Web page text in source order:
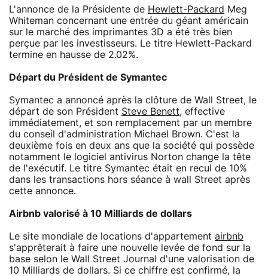
L'annonce de la Présidente de Hewlett-Packard Meg
Whiteman concernant une entrée du géant américain
sur le marché des imprimantes 3D a été très bien
perçue par les investisseurs. Le titre Hewlett-Packard
termine en hausse de 2.02%.
Départ du Président de Symantec
Symantec a annoncé après la clôture de Wall Street, le
départ de son Président Steve Benett, effective
immédiatement, et son remplacement par un membre
du conseil d'administration Michael Brown. C'est la
deuxième fois en deux ans que la société qui possède
notamment le logiciel antivirus Norton change la tête
de l'exécutif. Le titre Symantec était en recul de 10%
dans les transactions hors séance à wall Street après
cette annonce.
Airbnb valorisé à 10 Milliards de dollars
Le site mondiale de locations d'appartement airbnb
s'apprêterait à faire une nouvelle levée de fond sur la
base selon le Wall Street Journal d'une valorisation de
10 Milliards de dollars. Si ce chiffre est confirmé, la